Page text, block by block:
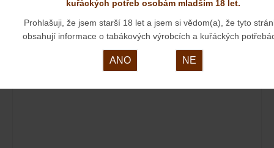
NOVÉ DÝMKY OD PANA JIRSY
kuřáckých potřeb osobám mladším 18 let.
Prohlašuji, že jsem starší 18 let a jsem si vědom(a), že tyto
obsahují informace o tabákových výrobcích a kuřáckých
ANO NE